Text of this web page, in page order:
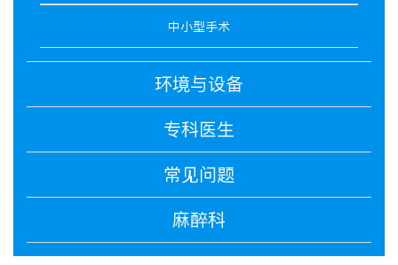
中小型手术
环境与设备
专科医生
常见问题
麻醉科